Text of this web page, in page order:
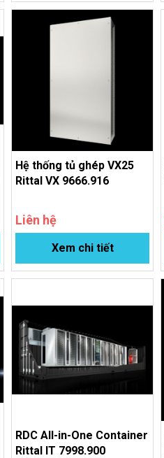
Hệ thống tủ ghép VX25
Rittal VX 9666.916
Liên hệ
Xem chi tiết
RDC All-in-One Container
Rittal IT 7998.900